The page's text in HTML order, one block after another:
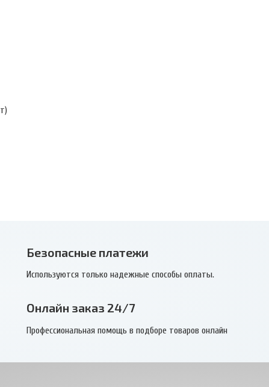
Безопасные платежи
Используются только надежные способы оплаты.
Онлайн заказ 24/7
Профессиональная помощь в подборе товаров онлайн